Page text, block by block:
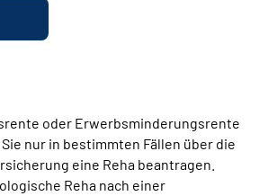
oder Erwerbsminderungsrente
nur in bestimmten Fällen über die
eine Reha beantragen.
Reha nach einer